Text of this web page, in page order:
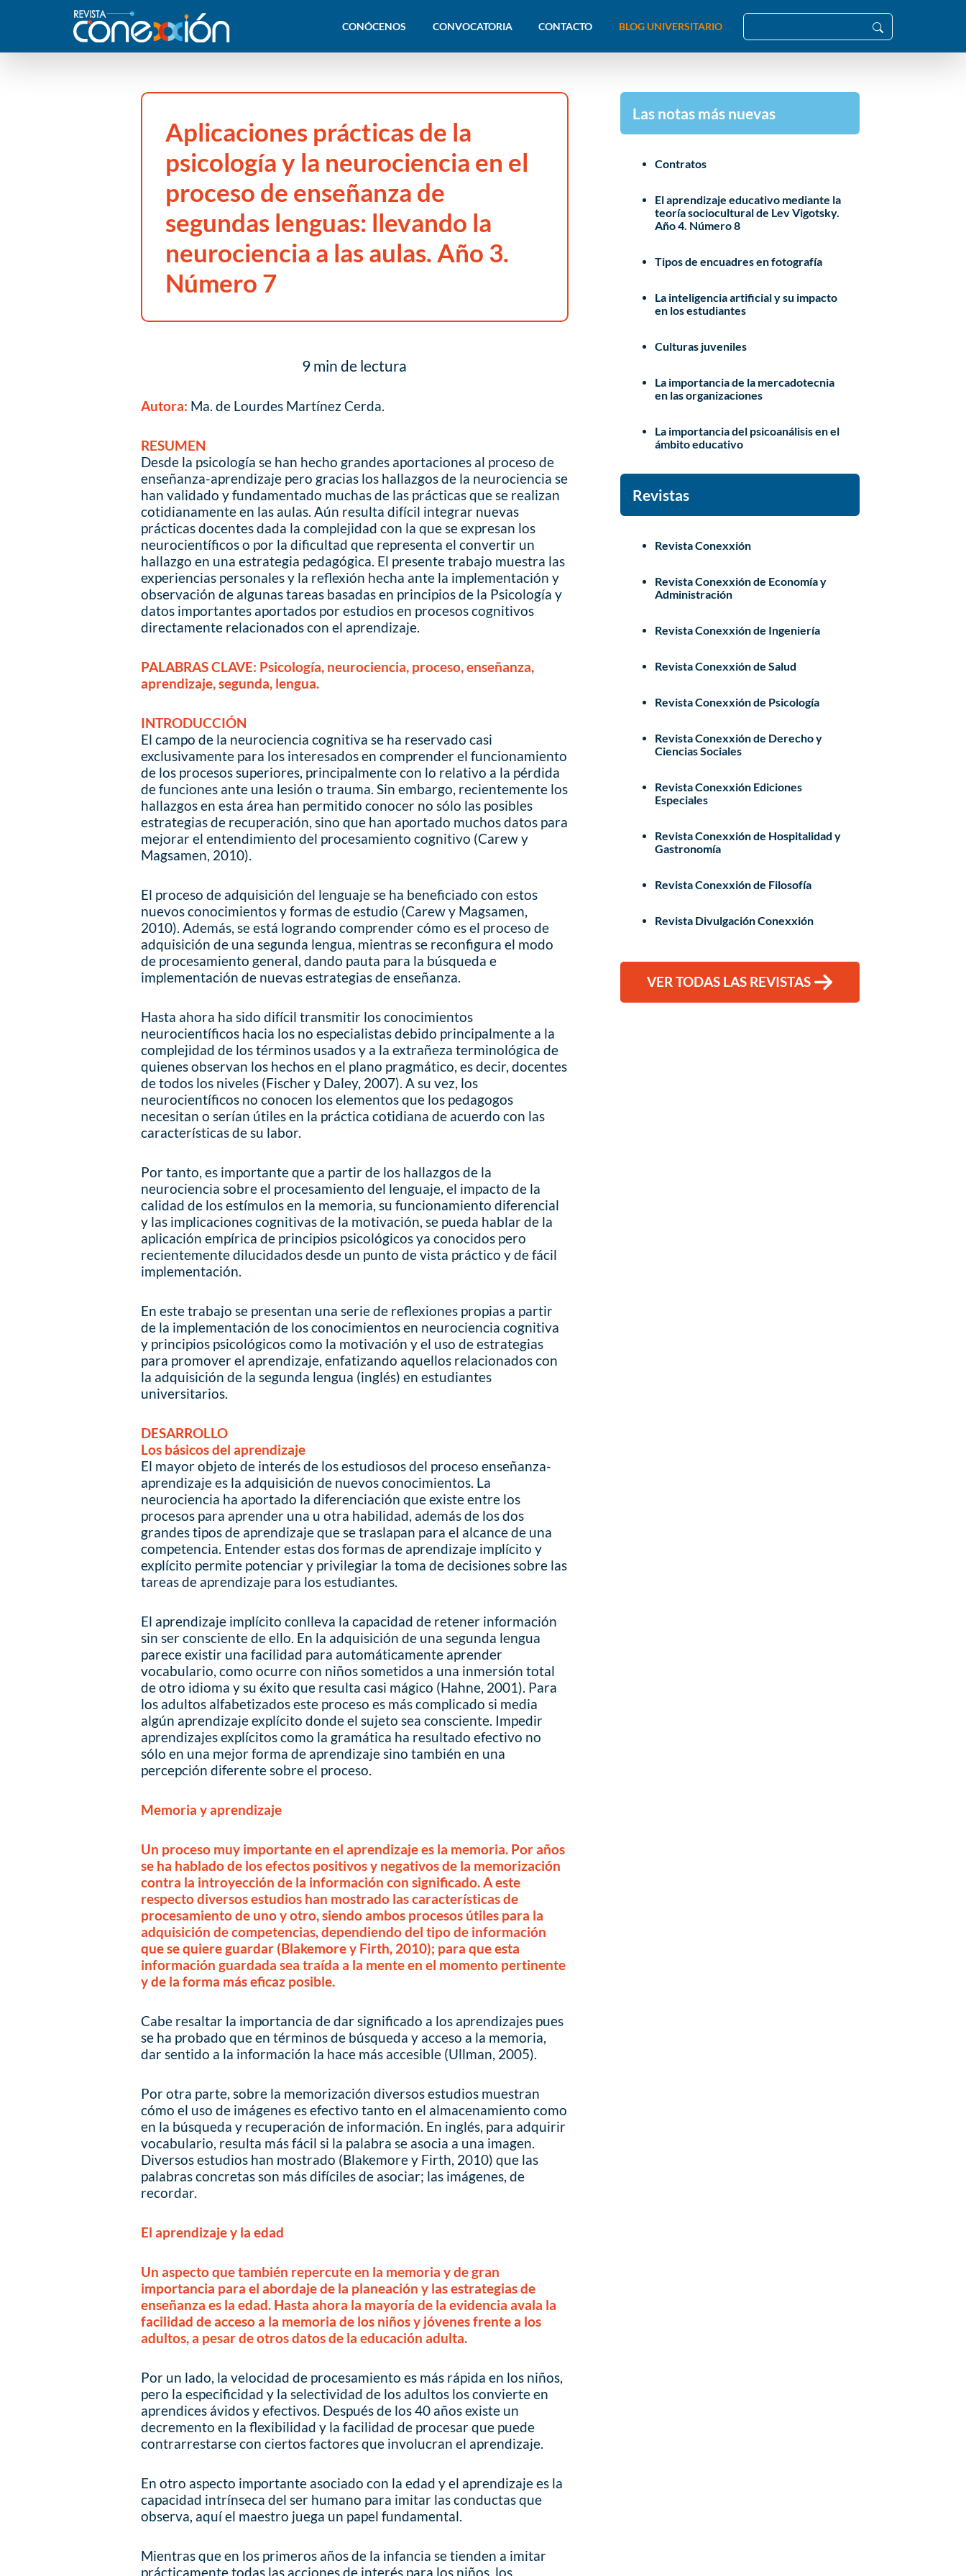
CONÓCENOS CONVOCATORIA CONTACTO BLOG UNIVERSITARIO
Aplicaciones prácticas de la
psicología y la neurociencia en el
proceso de enseñanza de
segundas lenguas: llevando la
neurociencia a las aulas. Año 3.
Número 7
9 min de lectura
Autora: Ma. de Lourdes Martínez Cerda.
RESUMEN
Desde la psicología se han hecho grandes aportaciones al proceso de
enseñanza-aprendizaje pero gracias los hallazgos de la neurociencia se
han validado y fundamentado muchas de las prácticas que se realizan
cotidianamente en las aulas. Aún resulta difícil integrar nuevas
prácticas docentes dada la complejidad con la que se expresan los
neurocientíficos o por la dificultad que representa el convertir un
hallazgo en una estrategia pedagógica. El presente trabajo muestra las
experiencias personales y la reflexión hecha ante la implementación y
observación de algunas tareas basadas en principios de la Psicología y
datos importantes aportados por estudios en procesos cognitivos
directamente relacionados con el aprendizaje.
PALABRAS CLAVE: Psicología, neurociencia, proceso, enseñanza,
aprendizaje, segunda, lengua.
INTRODUCCIÓN
El campo de la neurociencia cognitiva se ha reservado casi
exclusivamente para los interesados en comprender el funcionamiento
de los procesos superiores, principalmente con lo relativo a la pérdida
de funciones ante una lesión o trauma. Sin embargo, recientemente los
hallazgos en esta área han permitido conocer no sólo las posibles
estrategias de recuperación, sino que han aportado muchos datos para
mejorar el entendimiento del procesamiento cognitivo (Carew y
Magsamen, 2010).
El proceso de adquisición del lenguaje se ha beneficiado con estos
nuevos conocimientos y formas de estudio (Carew y Magsamen,
2010). Además, se está logrando comprender cómo es el proceso de
adquisición de una segunda lengua, mientras se reconfigura el modo
de procesamiento general, dando pauta para la búsqueda e
implementación de nuevas estrategias de enseñanza.
Hasta ahora ha sido difícil transmitir los conocimientos
neurocientíficos hacia los no especialistas debido principalmente a la
complejidad de los términos usados y a la extrañeza terminológica de
quienes observan los hechos en el plano pragmático, es decir, docentes
de todos los niveles (Fischer y Daley, 2007). A su vez, los
neurocientíficos no conocen los elementos que los pedagogos
necesitan o serían útiles en la práctica cotidiana de acuerdo con las
características de su labor.
Por tanto, es importante que a partir de los hallazgos de la
neurociencia sobre el procesamiento del lenguaje, el impacto de la
calidad de los estímulos en la memoria, su funcionamiento diferencial
y las implicaciones cognitivas de la motivación, se pueda hablar de la
aplicación empírica de principios psicológicos ya conocidos pero
recientemente dilucidados desde un punto de vista práctico y de fácil
implementación.
En este trabajo se presentan una serie de reflexiones propias a partir
de la implementación de los conocimientos en neurociencia cognitiva
y principios psicológicos como la motivación y el uso de estrategias
para promover el aprendizaje, enfatizando aquellos relacionados con
la adquisición de la segunda lengua (inglés) en estudiantes
universitarios.
DESARROLLO
Los básicos del aprendizaje
El mayor objeto de interés de los estudiosos del proceso enseñanza-
aprendizaje es la adquisición de nuevos conocimientos. La
neurociencia ha aportado la diferenciación que existe entre los
procesos para aprender una u otra habilidad, además de los dos
grandes tipos de aprendizaje que se traslapan para el alcance de una
competencia. Entender estas dos formas de aprendizaje implícito y
explícito permite potenciar y privilegiar la toma de decisiones sobre las
tareas de aprendizaje para los estudiantes.
El aprendizaje implícito conlleva la capacidad de retener información
sin ser consciente de ello. En la adquisición de una segunda lengua
parece existir una facilidad para automáticamente aprender
vocabulario, como ocurre con niños sometidos a una inmersión total
de otro idioma y su éxito que resulta casi mágico (Hahne, 2001). Para
los adultos alfabetizados este proceso es más complicado si media
algún aprendizaje explícito donde el sujeto sea consciente. Impedir
aprendizajes explícitos como la gramática ha resultado efectivo no
sólo en una mejor forma de aprendizaje sino también en una
percepción diferente sobre el proceso.
Memoria y aprendizaje
Un proceso muy importante en el aprendizaje es la memoria. Por años
se ha hablado de los efectos positivos y negativos de la memorización
contra la introyección de la información con significado. A este
respecto diversos estudios han mostrado las características de
procesamiento de uno y otro, siendo ambos procesos útiles para la
adquisición de competencias, dependiendo del tipo de información
que se quiere guardar (Blakemore y Firth, 2010); para que esta
información guardada sea traída a la mente en el momento pertinente
y de la forma más eficaz posible.
Cabe resaltar la importancia de dar significado a los aprendizajes pues
se ha probado que en términos de búsqueda y acceso a la memoria,
dar sentido a la información la hace más accesible (Ullman, 2005).
Por otra parte, sobre la memorización diversos estudios muestran
cómo el uso de imágenes es efectivo tanto en el almacenamiento como
en la búsqueda y recuperación de información. En inglés, para adquirir
vocabulario, resulta más fácil si la palabra se asocia a una imagen.
Diversos estudios han mostrado (Blakemore y Firth, 2010) que las
palabras concretas son más difíciles de asociar; las imágenes, de
recordar.
El aprendizaje y la edad
Un aspecto que también repercute en la memoria y de gran
importancia para el abordaje de la planeación y las estrategias de
enseñanza es la edad. Hasta ahora la mayoría de la evidencia avala la
facilidad de acceso a la memoria de los niños y jóvenes frente a los
adultos, a pesar de otros datos de la educación adulta.
Por un lado, la velocidad de procesamiento es más rápida en los niños,
pero la especificidad y la selectividad de los adultos los convierte en
aprendices ávidos y efectivos. Después de los 40 años existe un
decremento en la flexibilidad y la facilidad de procesar que puede
contrarrestarse con ciertos factores que involucran el aprendizaje.
En otro aspecto importante asociado con la edad y el aprendizaje es la
capacidad intrínseca del ser humano para imitar las conductas que
observa, aquí el maestro juega un papel fundamental.
Mientras que en los primeros años de la infancia se tienden a imitar
prácticamente todas las acciones de interés para los niños, los
Las notas más nuevas
Contratos
El aprendizaje educativo mediante la
teoría sociocultural de Lev Vigotsky.
Año 4. Número 8
Tipos de encuadres en fotografía
La inteligencia artificial y su impacto
en los estudiantes
Culturas juveniles
La importancia de la mercadotecnia
en las organizaciones
La importancia del psicoanálisis en el
ámbito educativo
Revistas
Revista Conexxión
Revista Conexxión de Economía y
Administración
Revista Conexxión de Ingeniería
Revista Conexxión de Salud
Revista Conexxión de Psicología
Revista Conexxión de Derecho y
Ciencias Sociales
Revista Conexxión Ediciones
Especiales
Revista Conexxión de Hospitalidad y
Gastronomía
Revista Conexxión de Filosofía
Revista Divulgación Conexxión
VER TODAS LAS REVISTAS